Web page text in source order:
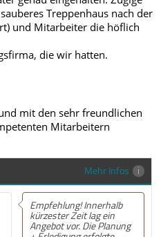
Treppenhaus nach der
und Mitarbeiter die höflich
die wir hatten.
mit den sehr freundlichen
Mitarbeitern
Mehr Infos
Empfehlung! Innerhalb
kürzester Zeit lag ein
Angebot vor. Die Planung